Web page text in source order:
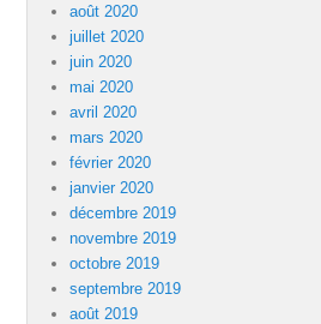
août 2020
juillet 2020
juin 2020
mai 2020
avril 2020
mars 2020
février 2020
janvier 2020
décembre 2019
novembre 2019
octobre 2019
septembre 2019
août 2019